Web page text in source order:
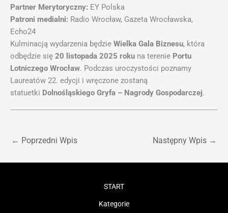
Partner Merytoryczny: EY Polska
Patroni medialni: Radio Wrocław, Gazeta Wrocławska,
Echo24
Kulminacją wydarzenia będzie Wielka Gala Biznesu, która
odbędzie się 20 listopada 2025 roku na terenie Portu
Lotniczego Wrocław. Podczas uroczystości poznamy
Laureatów 22. edycji i wręczone zostaną
statuetki Dolnośląskiego Gryfa – Nagrody Gospodarczej.
← Poprzedni Wpis Następny Wpis →
START
Kategorie